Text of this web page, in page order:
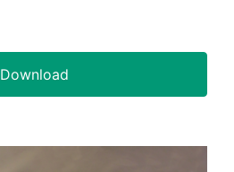
Download